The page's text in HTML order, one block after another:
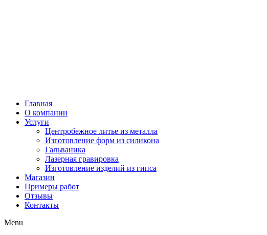
Главная
О компании
Услуги
Центробежное литье из металла
Изготовление форм из силикона
Гальваника
Лазерная гравировка
Изготовление изделий из гипса
Магазин
Примеры работ
Отзывы
Контакты
Menu